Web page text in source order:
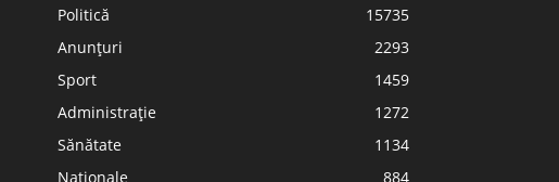
Politică
15735
Anunțuri
2293
Sport
1459
Administrație
1272
Sănătate
1134
Naționale
884